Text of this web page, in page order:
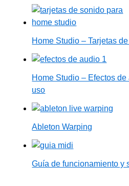
Home Studio – Tarjetas
Home Studio – Efectos
uso
Ableton Warping
Guía de funcionamiento y